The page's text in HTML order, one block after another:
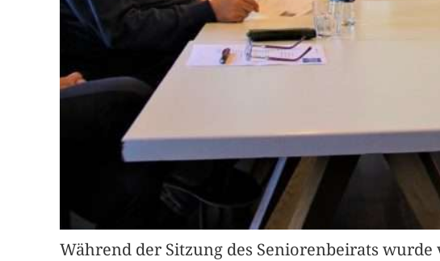
Während der Sitzung des Seniorenbeirats